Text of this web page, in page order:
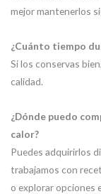
mejor mantenerlos
¿Cuánto tiempo
Si los conservas
calidad.
¿Dónde puedo
calor?
Puedes adquirirlos
trabajamos con
o explorar opciones